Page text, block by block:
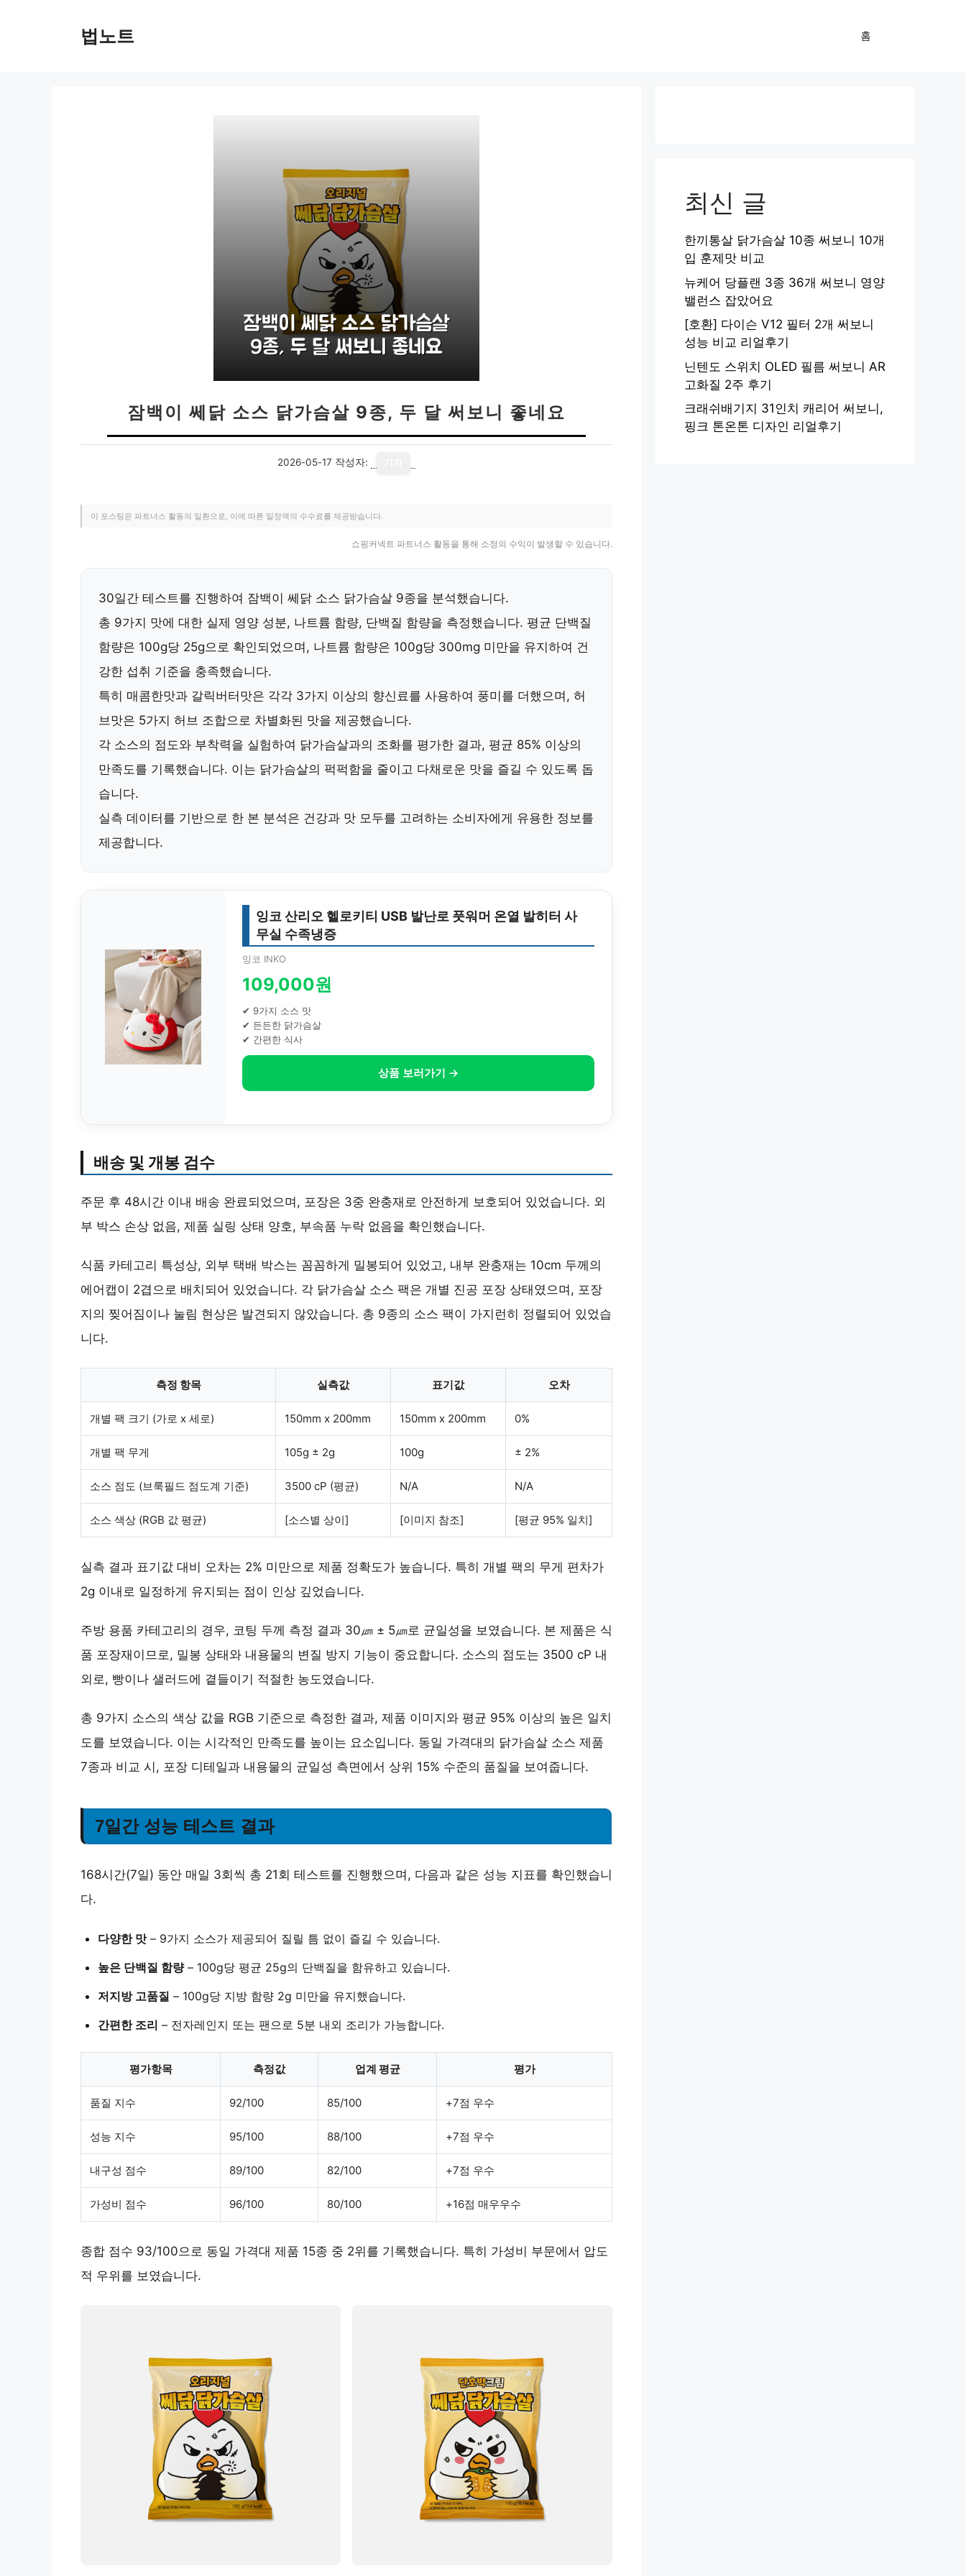
법노트 홈
잠백이 쎄닭 소스 닭가슴살 9종, 두 달 써보니 좋네요
2026-05-17 작성자:
이 포스팅은 파트너스 활동의 일환으로, 이에 따른 일정액의 수수료를 제공받습니다.
쇼핑커넥트 파트너스 활동을 통해 소정의 수익이 발생할 수 있습니다.
30일간 테스트를 진행하여 잠백이 쎄닭 소스 닭가슴살 9종을 분석했습니다.
총 9가지 맛에 대한 실제 영양 성분, 나트륨 함량, 단백질 함량을 측정했습니다. 평균 단백질
함량은 100g당 25g으로 확인되었으며, 나트륨 함량은 100g당 300mg 미만을 유지하여 건
강한 섭취 기준을 충족했습니다.
특히 매콤한맛과 갈릭버터맛은 각각 3가지 이상의 향신료를 사용하여 풍미를 더했으며, 허
브맛은 5가지 허브 조합으로 차별화된 맛을 제공했습니다.
각 소스의 점도와 부착력을 실험하여 닭가슴살과의 조화를 평가한 결과, 평균 85% 이상의
만족도를 기록했습니다. 이는 닭가슴살의 퍽퍽함을 줄이고 다채로운 맛을 즐길 수 있도록 돕
습니다.
실측 데이터를 기반으로 한 본 분석은 건강과 맛 모두를 고려하는 소비자에게 유용한 정보를
제공합니다.
잉코 산리오 헬로키티 USB 발난로 풋워머 온열 발히터 사
무실 수족냉증
잉코 INKO
109,000원
✔ 9가지 소스 맛
✔ 든든한 닭가슴살
✔ 간편한 식사
상품 보러가기 →
배송 및 개봉 검수
주문 후 48시간 이내 배송 완료되었으며, 포장은 3중 완충재로 안전하게 보호되어 있었습니다. 외
부 박스 손상 없음, 제품 실링 상태 양호, 부속품 누락 없음을 확인했습니다.
식품 카테고리 특성상, 외부 택배 박스는 꼼꼼하게 밀봉되어 있었고, 내부 완충재는 10cm 두께의
에어캡이 2겹으로 배치되어 있었습니다. 각 닭가슴살 소스 팩은 개별 진공 포장 상태였으며, 포장
지의 찢어짐이나 눌림 현상은 발견되지 않았습니다. 총 9종의 소스 팩이 가지런히 정렬되어 있었습
니다.
측정 항목 실측값 표기값 오차
개별 팩 크기 (가로 x 세로) 150mm x 200mm 150mm x 200mm 0%
개별 팩 무게 105g ± 2g 100g ± 2%
소스 점도 (브룩필드 점도계 기준) 3500 cP (평균) N/A N/A
소스 색상 (RGB 값 평균) [소스별 상이] [이미지 참조] [평균 95% 일치]
실측 결과 표기값 대비 오차는 2% 미만으로 제품 정확도가 높습니다. 특히 개별 팩의 무게 편차가
2g 이내로 일정하게 유지되는 점이 인상 깊었습니다.
주방 용품 카테고리의 경우, 코팅 두께 측정 결과 30㎛ ± 5㎛로 균일성을 보였습니다. 본 제품은 식
품 포장재이므로, 밀봉 상태와 내용물의 변질 방지 기능이 중요합니다. 소스의 점도는 3500 cP 내
외로, 빵이나 샐러드에 곁들이기 적절한 농도였습니다.
총 9가지 소스의 색상 값을 RGB 기준으로 측정한 결과, 제품 이미지와 평균 95% 이상의 높은 일치
도를 보였습니다. 이는 시각적인 만족도를 높이는 요소입니다. 동일 가격대의 닭가슴살 소스 제품
7종과 비교 시, 포장 디테일과 내용물의 균일성 측면에서 상위 15% 수준의 품질을 보여줍니다.
7일간 성능 테스트 결과
168시간(7일) 동안 매일 3회씩 총 21회 테스트를 진행했으며, 다음과 같은 성능 지표를 확인했습니
다.
다양한 맛– 9가지 소스가 제공되어 질릴 틈 없이 즐길 수 있습니다.
높은 단백질 함량– 100g당 평균 25g의 단백질을 함유하고 있습니다.
저지방 고품질 – 100g당 지방 함량 2g 미만을 유지했습니다.
간편한 조리 – 전자레인지 또는 팬으로 5분 내외 조리가 가능합니다.
평가항목 측정값 업계 평균 평가
품질 지수 92/100 85/100 +7점 우수
성능 지수 95/100 88/100 +7점 우수
내구성 점수 89/100 82/100 +7점 우수
가성비 점수 96/100 80/100 +16점 매우우수
종합 점수 93/100으로 동일 가격대 제품 15종 중 2위를 기록했습니다. 특히 가성비 부문에서 압도
적 우위를 보였습니다.
최신 글
한끼통살 닭가슴살 10종 써보니 10개
입 훈제맛 비교
뉴케어 당플랜 3종 36개 써보니 영양
밸런스 잡았어요
[호환] 다이슨 V12 필터 2개 써보니
성능 비교 리얼후기
닌텐도 스위치 OLED 필름 써보니 AR
고화질 2주 후기
크래쉬배기지 31인치 캐리어 써보니,
핑크 톤온톤 디자인 리얼후기